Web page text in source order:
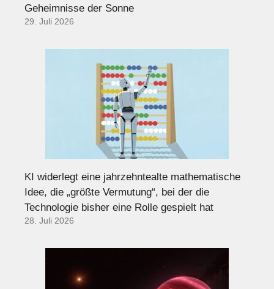
Geheimnisse der Sonne
29. Juli 2026
KI widerlegt eine jahrzehntealte mathematische
Idee, die „größte Vermutung“, bei der die
Technologie bisher eine Rolle gespielt hat
28. Juli 2026